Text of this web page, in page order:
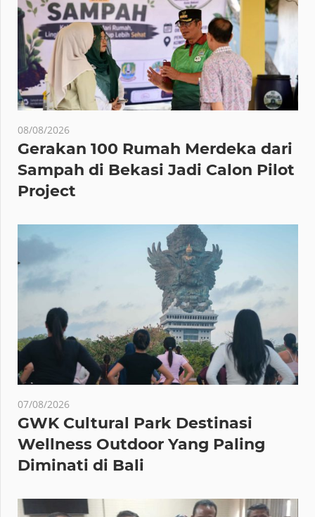
08/08/2026
Gerakan 100 Rumah Merdeka dari
Sampah di Bekasi Jadi Calon Pilot
Project
07/08/2026
GWK Cultural Park Destinasi
Wellness Outdoor Yang Paling
Diminati di Bali